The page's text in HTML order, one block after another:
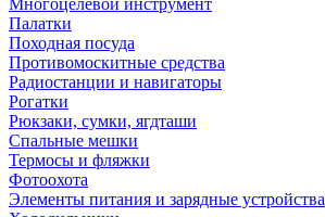
Многоцелевой инструмент
Палатки
Походная посуда
Противомоскитные средства
Радиостанции и навигаторы
Рогатки
Рюкзаки, сумки, ягдташи
Спальные мешки
Термосы и фляжки
Фотоохота
Элементы питания и зарядные устройства